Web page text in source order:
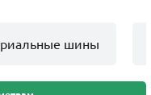
шины